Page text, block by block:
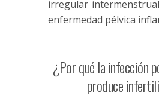
irregular
enfermedad pélvica
¿Por qué la infección
produce